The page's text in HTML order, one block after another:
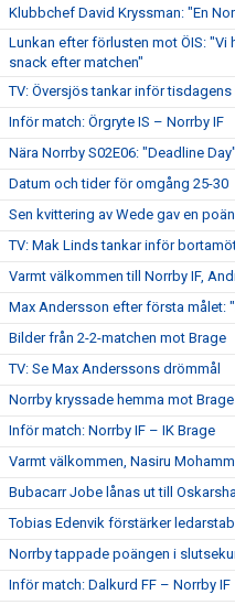
Klubbchef David Kryssman: "En
Lunkan efter förlusten mot ÖIS: "Vi
snack efter matchen"
TV: Översjös tankar inför
Inför match: Örgryte IS – Norrby IF
Nära Norrby S02E06: "Deadline Day"
Datum och tider för omgång 25-30
Sen kvittering av Wede gav en
TV: Mak Linds tankar inför
Varmt välkommen till Norrby IF,
Max Andersson efter första målet:
Bilder från 2-2-matchen mot Brage
TV: Se Max Anderssons drömmål
Norrby kryssade hemma mot Brage
Inför match: Norrby IF – IK Brage
Varmt välkommen, Nasiru
Bubacarr Jobe lånas ut till
Tobias Edenvik förstärker
Norrby tappade poängen i
Inför match: Dalkurd FF – Norrby IF